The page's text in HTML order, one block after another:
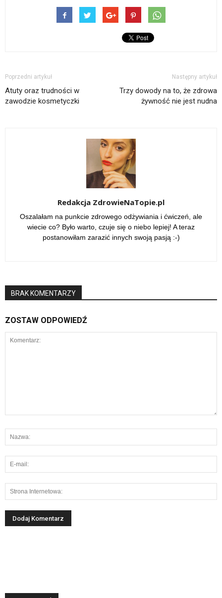
Poprzedni artykuł
Atuty oraz trudności w
zawodzie kosmetyczki
Następny artykuł
Trzy dowody na to, że zdrowa
żywność nie jest nudna
Redakcja ZdrowieNaTopie.pl
Oszalałam na punkcie zdrowego odżywiania i ćwiczeń, ale
wiecie co? Było warto, czuje się o niebo lepiej! A teraz
postanowiłam zarazić innych swoją pasją :-)
BRAK KOMENTARZY
ZOSTAW ODPOWIEDŹ